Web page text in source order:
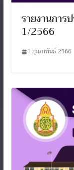
รายงานกา
1/2566
1 กุมภาพันธ์ 2566